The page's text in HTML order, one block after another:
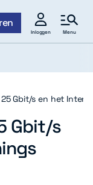
Inloggen Menu
25 Gbit/s en het
Gbit/s